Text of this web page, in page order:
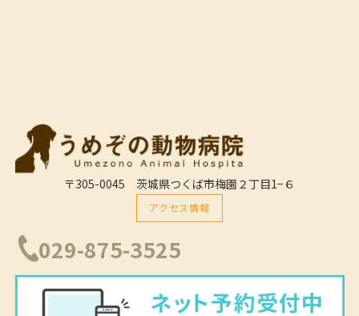
〒305-0045 茨城県つくば市梅園２丁目1−６
アクセス情報
029-875-3525